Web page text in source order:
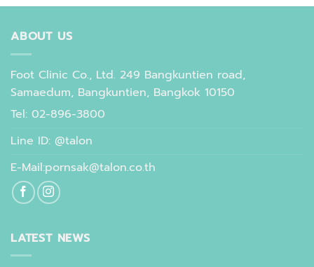
ABOUT US
Foot Clinic Co., Ltd. 249 Bangkuntien road,
Samaedum, Bangkuntien, Bangkok 10150
Tel: 02-896-3800
Line ID: @talon
E-Mail:pornsak@talon.co.th
LATEST NEWS